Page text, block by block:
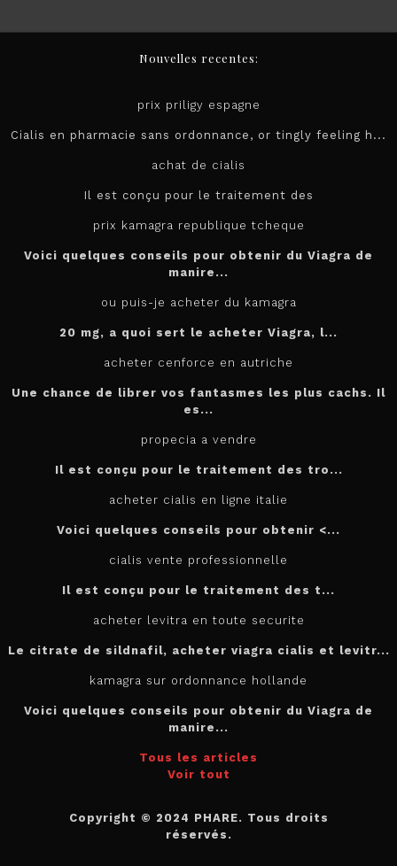
Nouvelles recentes:
prix priligy espagne
Cialis en pharmacie sans ordonnance, or tingly feeling h...
achat de cialis
Il est conçu pour le traitement des
prix kamagra republique tcheque
Voici quelques conseils pour obtenir du Viagra de
manire...
ou puis-je acheter du kamagra
20 mg, a quoi sert le acheter Viagra, l...
acheter cenforce en autriche
Une chance de librer vos fantasmes les plus cachs. Il
es...
propecia a vendre
Il est conçu pour le traitement des tro...
acheter cialis en ligne italie
Voici quelques conseils pour obtenir <...
cialis vente professionnelle
Il est conçu pour le traitement des t...
acheter levitra en toute securite
Le citrate de sildnafil, acheter viagra cialis et levitr...
kamagra sur ordonnance hollande
Voici quelques conseils pour obtenir du Viagra de
manire...
Tous les articles
Voir tout
Copyright © 2024 PHARE. Tous droits
réservés.